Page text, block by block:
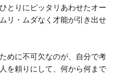
とりにピッタリあわせたオー
リ・ムダなく才能が引き出せ
めに不可欠なのが、自分で考
を頼りにして、何から何まで